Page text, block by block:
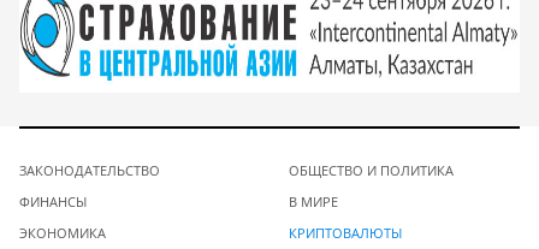
ЗАКОНОДАТЕЛЬСТВО
ФИНАНСЫ
ЭКОНОМИКА
ОБЩЕСТВО И ПОЛИТИКА
В МИРЕ
КРИПТОВАЛЮТЫ